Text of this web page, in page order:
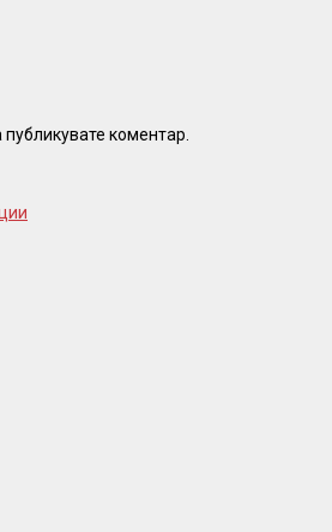
публикувате коментар.